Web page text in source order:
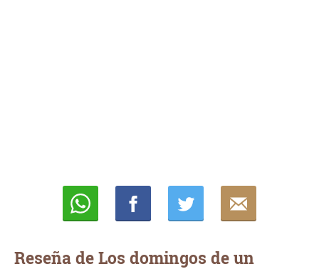
Reseña de Los domingos de un